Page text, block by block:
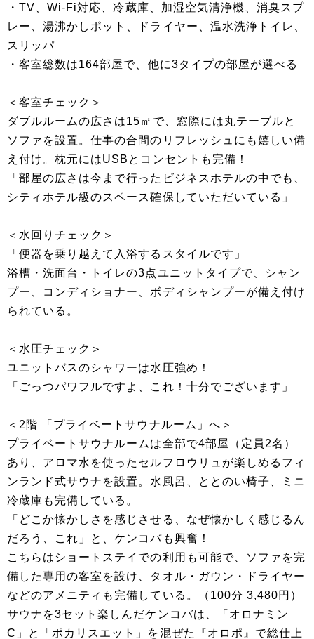
・TV、Wi-Fi対応、冷蔵庫、加湿空気清浄機、消臭スプ
レー、湯沸かしポット、ドライヤー、温水洗浄トイレ、
スリッパ
・客室総数は164部屋で、他に3タイプの部屋が選べる
＜客室チェック＞
ダブルルームの広さは15㎡で、窓際には丸テーブルと
ソファを設置。仕事の合間のリフレッシュにも嬉しい備
え付け。枕元にはUSBとコンセントも完備！
「部屋の広さは今まで行ったビジネスホテルの中でも、
シティホテル級のスペース確保していただいている」
＜水回りチェック＞
「便器を乗り越えて入浴するスタイルです」
浴槽・洗面台・トイレの3点ユニットタイプで、シャン
プー、コンディショナー、ボディシャンプーが備え付け
られている。
＜水圧チェック＞
ユニットバスのシャワーは水圧強め！
「ごっつパワフルですよ、これ！十分でございます」
＜2階 「プライベートサウナルーム」へ＞
プライベートサウナルームは全部で4部屋（定員2名）
あり、アロマ水を使ったセルフロウリュが楽しめるフィ
ンランド式サウナを設置。水風呂、ととのい椅子、ミニ
冷蔵庫も完備している。
「どこか懐かしさを感じさせる、なぜ懐かしく感じるん
だろう、これ」と、ケンコバも興奮！
こちらはショートステイでの利用も可能で、ソファを完
備した専用の客室を設け、タオル・ガウン・ドライヤー
などのアメニティも完備している。（100分 3,480円）
サウナを3セット楽しんだケンコバは、「オロナミン
C」と「ポカリスエット」を混ぜた『オロポ』で総仕上